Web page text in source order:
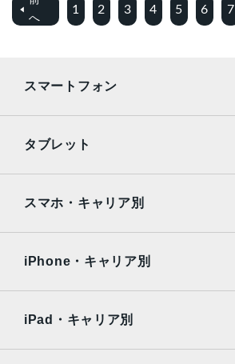
へ
1 2 3 4 5 6 7
スマートフォン
AQUOS
OPPO Android
タブレット
Surface
Xiaomi Tablet
スマホ・キャリア別
Ymobile
UQmobile
iPhone・キャリア別
iPad・キャリア別